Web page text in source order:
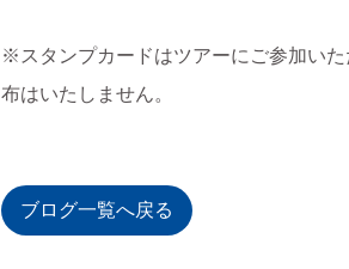
※スタンプカードはツアーにご参加い
布はいたしません。
ブログ一覧へ戻る